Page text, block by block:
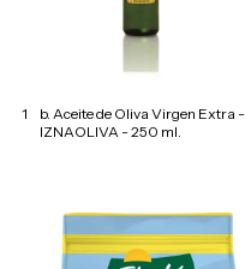
1
b. Aceite de Oliva Virgen Extra -
IZNAOLIVA - 250 ml.